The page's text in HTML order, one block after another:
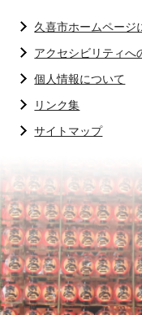
久喜市ホームページ
アクセシビリティへ
個人情報について
リンク集
サイトマップ